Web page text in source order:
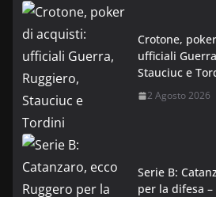
Crotone,
ufficiali
Stauciuc e
2 Agosto 2026
Serie B:
per la difesa